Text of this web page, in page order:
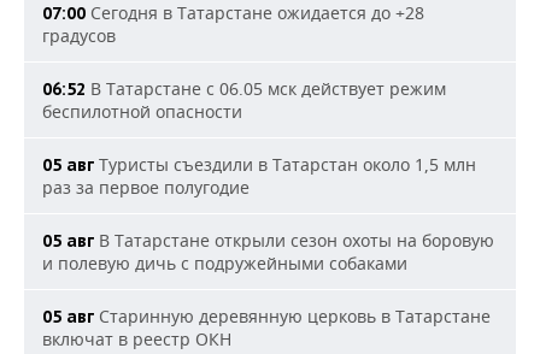
07:00 Сегодня в Татарстане ожидается до +28
градусов
06:52 В Татарстане с 06.05 мск действует режим
беспилотной опасности
05 авг Туристы съездили в Татарстан около 1,5 млн
раз за первое полугодие
05 авг В Татарстане открыли сезон охоты на боровую
и полевую дичь с подружейными собаками
05 авг Старинную деревянную церковь в Татарстане
включат в реестр ОКН